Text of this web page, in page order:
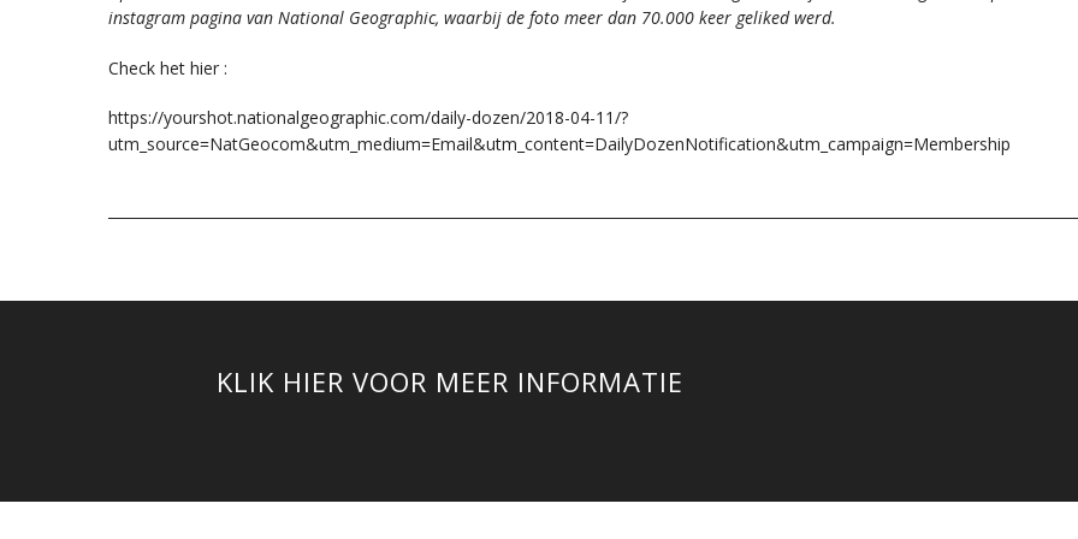
instagram pagina van National Geographic, waarbij de foto meer dan 70.000 keer geliked werd.
Check het hier :
https://yourshot.nationalgeographic.com/daily-dozen/2018-04-11/?
utm_source=NatGeocom&utm_medium=Email&utm_content=DailyDozenNotification&utm_campaign=Membership
KLIK HIER VOOR MEER INFORMATIE